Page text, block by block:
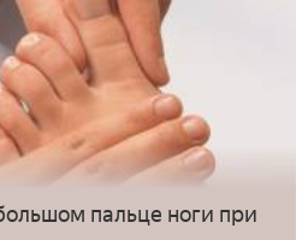
пальце ноги при